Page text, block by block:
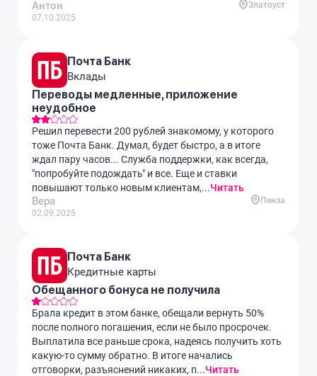
Антон
07.10.2025
Златоуст
Почта Банк
Вклады
Переводы медленные, приложение
неудобное
Решил перевести 200 рублей знакомому, у которого
тоже Почта Банк. Думал, будет быстро, а в итоге
ждал пару часов... Служба поддержки, как всегда,
"попробуйте подождать" и все. Еще и ставки
повышают только новым клиентам,...Читать
Вера
02.09.2025
Пенза
Почта Банк
Кредитные карты
Обещанного бонуса не получила
Брала кредит в этом банке, обещали вернуть 50%
после полного погашения, если не было просрочек.
Выплатила все раньше срока, надеясь получить хоть
какую-то сумму обратно. В итоге начались
отговорки, разъяснений никаких, п...Читать